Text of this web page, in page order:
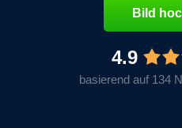
Bild
4.9
basierend auf 134